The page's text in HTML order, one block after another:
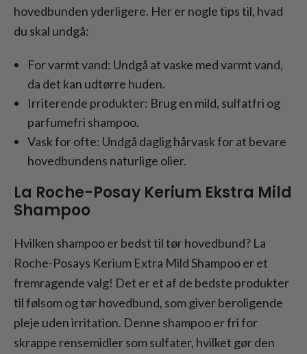
hovedbunden yderligere. Her er nogle tips til, hvad
du skal undgå:
For varmt vand: Undgå at vaske med varmt vand,
da det kan udtørre huden.
Irriterende produkter: Brug en mild, sulfatfri og
parfumefri shampoo.
Vask for ofte: Undgå daglig hårvask for at bevare
hovedbundens naturlige olier.
La Roche-Posay Kerium Ekstra Mild
Shampoo
Hvilken shampoo er bedst til tør hovedbund? La
Roche-Posays Kerium Extra Mild Shampoo er et
fremragende valg! Det er et af de bedste produkter
til følsom og tør hovedbund, som giver beroligende
pleje uden irritation. Denne shampoo er fri for
skrappe rensemidler som sulfater, hvilket gør den